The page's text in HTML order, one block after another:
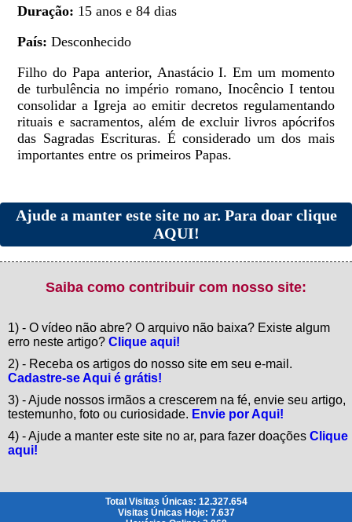
Duração: 15 anos e 84 dias
País:Desconhecido
Filho do Papa anterior, Anastácio I. Em um momento
de turbulência no império romano, Inocêncio I tentou
consolidar a Igreja ao emitir decretos regulamentando
rituais e sacramentos, além de excluir livros apócrifos
das Sagradas Escrituras. É considerado um dos mais
importantes entre os primeiros Papas.
Ajude a manter este site no ar. Para doar clique
AQUI!
Saiba como contribuir com nosso site:
1) - O vídeo não abre? O arquivo não baixa? Existe algum
erro neste artigo? Clique aqui!
2) - Receba os artigos do nosso site em seu e-mail.
Cadastre-se Aqui é grátis!
3) - Ajude nossos irmãos a crescerem na fé, envie seu artigo,
testemunho, foto ou curiosidade. Envie por Aqui!
4) - Ajude a manter este site no ar, para fazer doações Clique
aqui!
Total Visitas Únicas: 12.327.654
Visitas Únicas Hoje: 7.637